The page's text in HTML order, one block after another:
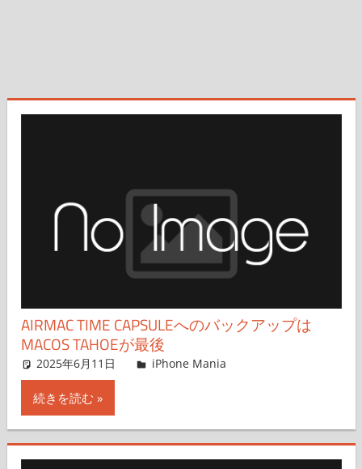
AIRMAC TIME CAPSULEへのバックアップは
MACOS TAHOEが最後
2025年6月11日 FT729
iPhone Mania
続きを読む